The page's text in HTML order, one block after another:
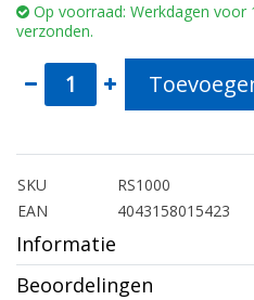
Op voorraad: Werkdagen voor
verzonden.
SKU
RS1000
EAN
4043158015423
Informatie
Beoordelingen